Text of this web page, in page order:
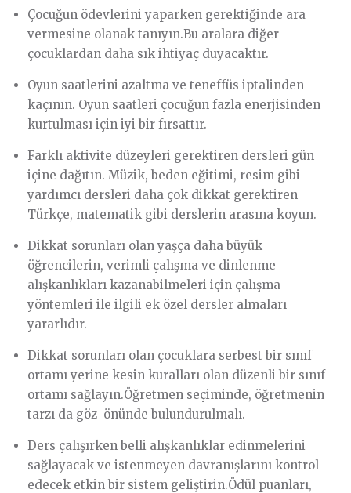
Çocuğun ödevlerini yaparken gerektiğinde ara
vermesine olanak tanıyın.Bu aralara diğer
çocuklardan daha sık ihtiyaç duyacaktır.
Oyun saatlerini azaltma ve teneffüs iptalinden
kaçının. Oyun saatleri çocuğun fazla enerjisinden
kurtulması için iyi bir fırsattır.
Farklı aktivite düzeyleri gerektiren dersleri gün
içine dağıtın. Müzik, beden eğitimi, resim gibi
yardımcı dersleri daha çok dikkat gerektiren
Türkçe, matematik gibi derslerin arasına koyun.
Dikkat sorunları olan yaşça daha büyük
öğrencilerin, verimli çalışma ve dinlenme
alışkanlıkları kazanabilmeleri için çalışma
yöntemleri ile ilgili ek özel dersler almaları
yararlıdır.
Dikkat sorunları olan çocuklara serbest bir sınıf
ortamı yerine kesin kuralları olan düzenli bir sınıf
ortamı sağlayın.Öğretmen seçiminde, öğretmenin
tarzı da göz önünde bulundurulmalı.
Ders çalışırken belli alışkanlıklar edinmelerini
sağlayacak ve istenmeyen davranışlarını kontrol
edecek etkin bir sistem geliştirin.Ödül puanları,